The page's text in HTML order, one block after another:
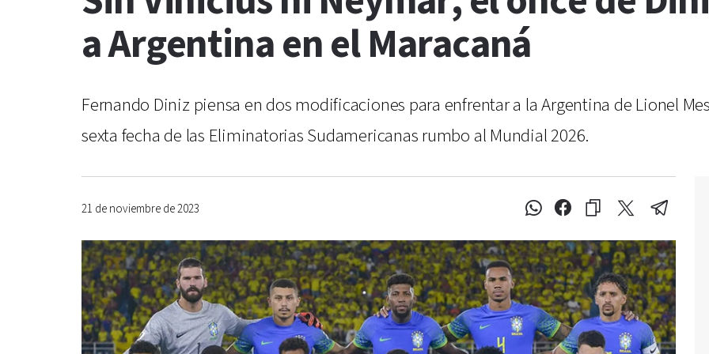
a Argentina en el Maracaná
Fernando Diniz piensa en dos modificaciones para enfrentar a la Argentina de Lionel
sexta fecha de las Eliminatorias Sudamericanas rumbo al Mundial 2026.
21 de noviembre de 2023